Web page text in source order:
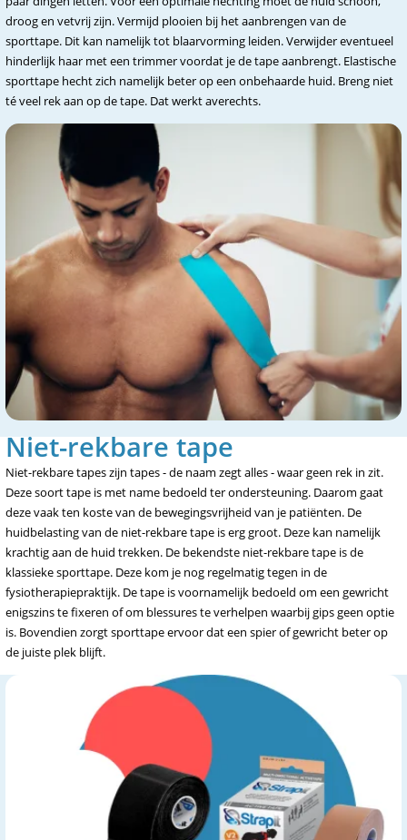
droog en vetvrij zijn. Vermijd plooien bij het aanbrengen van de
sporttape. Dit kan namelijk tot blaarvorming leiden. Verwijder eventueel
hinderlijk haar met een trimmer voordat je de tape aanbrengt. Elastische
sporttape hecht zich namelijk beter op een onbehaarde huid. Breng niet
té veel rek aan op de tape. Dat werkt averechts.
Niet-rekbare tape
Niet-rekbare tapes zijn tapes - de naam zegt alles - waar geen rek in zit.
Deze soort tape is met name bedoeld ter ondersteuning. Daarom gaat
deze vaak ten koste van de bewegingsvrijheid van je patiënten. De
huidbelasting van de niet-rekbare tape is erg groot. Deze kan namelijk
krachtig aan de huid trekken. De bekendste niet-rekbare tape is de
klassieke sporttape. Deze kom je nog regelmatig tegen in de
fysiotherapiepraktijk. De tape is voornamelijk bedoeld om een gewricht
enigszins te fixeren of om blessures te verhelpen waarbij gips geen optie
is. Bovendien zorgt sporttape ervoor dat een spier of gewricht beter op
de juiste plek blijft.